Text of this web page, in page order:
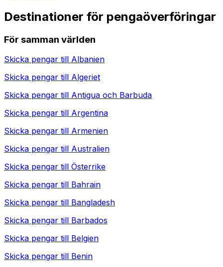
Destinationer för pengaöverföringar
För samman världen
Skicka pengar till Albanien
Skicka pengar till Algeriet
Skicka pengar till Antigua och Barbuda
Skicka pengar till Argentina
Skicka pengar till Armenien
Skicka pengar till Australien
Skicka pengar till Österrike
Skicka pengar till Bahrain
Skicka pengar till Bangladesh
Skicka pengar till Barbados
Skicka pengar till Belgien
Skicka pengar till Benin